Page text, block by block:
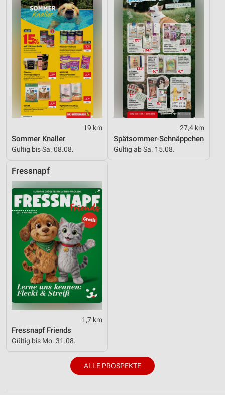
19 km
Sommer Knaller
Gültig bis Sa. 08.08.
27,4 km
Spätsommer-Schnäppchen
Gültig ab Sa. 15.08.
Fressnapf
1,7 km
Fressnapf Friends
Gültig bis Mo. 31.08.
ALLE PROSPEKTE
Werbung